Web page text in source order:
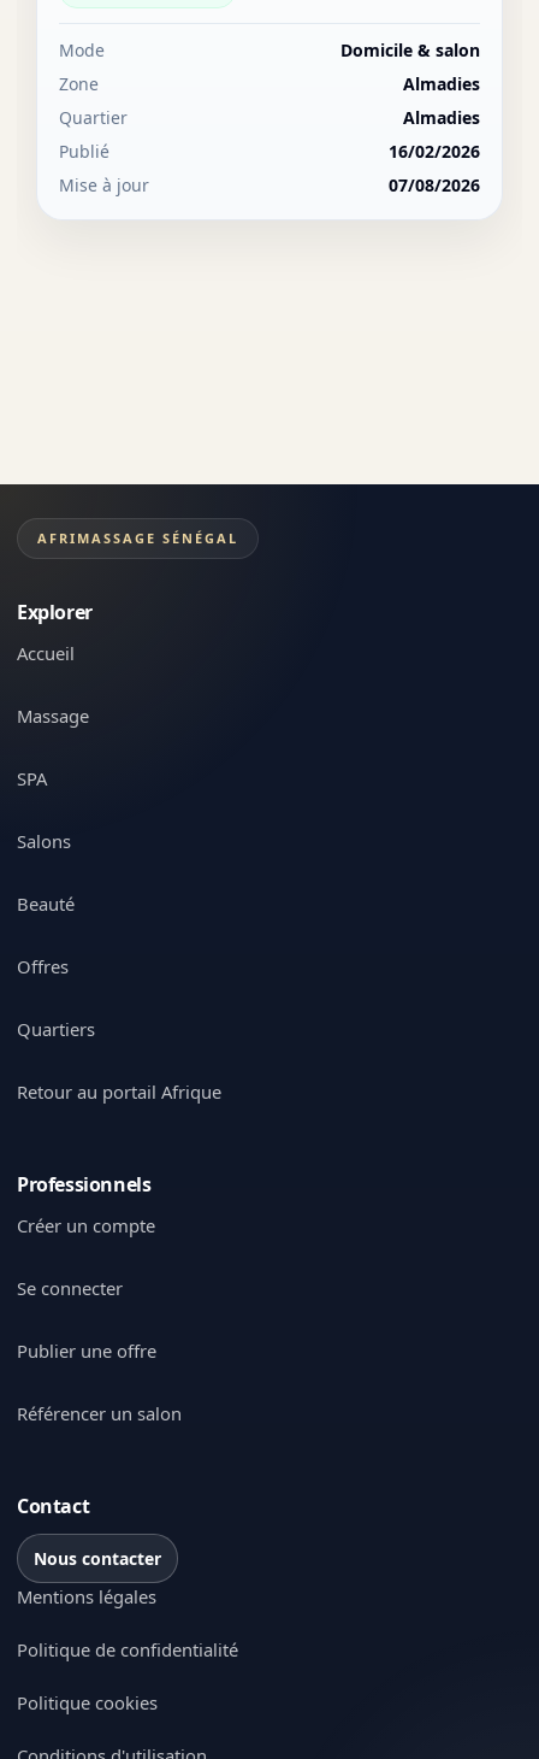
Mode
Domicile & salon
Zone
Almadies
Quartier
Almadies
Publié
16/02/2026
Mise à jour
07/08/2026
AFRIMASSAGE SÉNÉGAL
Explorer
Accueil
Massage
SPA
Salons
Beauté
Offres
Quartiers
Retour au portail Afrique
Professionnels
Créer un compte
Se connecter
Publier une offre
Référencer un salon
Contact
Nous contacter
Mentions légales
Politique de confidentialité
Politique cookies